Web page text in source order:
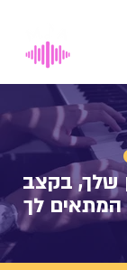
שלך, בקצב
לך